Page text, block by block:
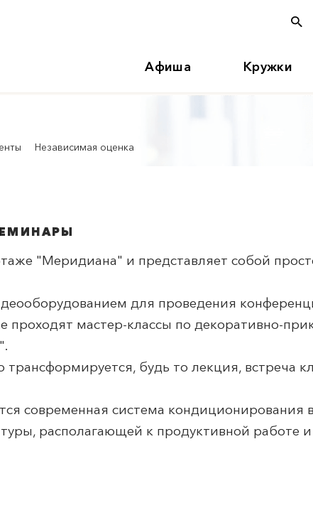
Афиша Кружки
Независимая оценка
"Меридиана" и представляет собой
для проведения
проходят мастер-классы по декоративно-
трансформируется, будь то лекция, встреча
современная система кондиционирования
располагающей к продуктивной работе